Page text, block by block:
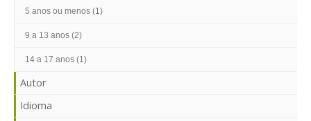
5 anos ou menos (1)
9 a 13 anos (2)
14 a 17 anos (1)
Autor
Idioma